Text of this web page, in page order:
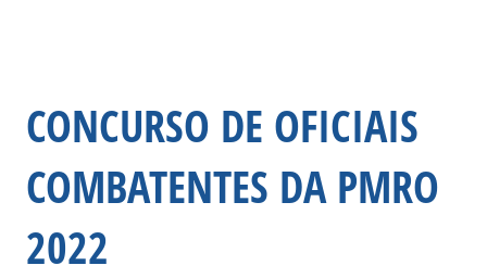
CONCURSO DE OFICIAIS
COMBATENTES DA PMRO
2022